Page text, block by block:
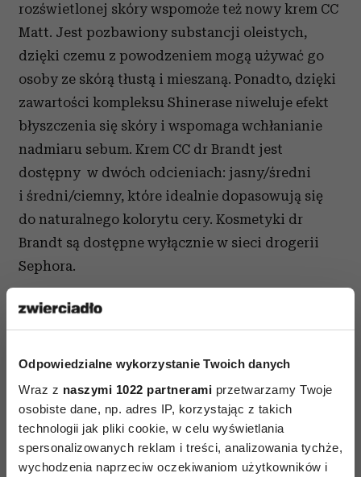
Odpowiedzialne wykorzystanie Twoich danych
Wraz z naszymi 1022 partnerami przetwarzamy Twoje
osobiste dane, np. adres IP, korzystając z takich
technologii jak pliki cookie, w celu wyświetlania
spersonalizowanych reklam i treści, analizowania tychże,
wychodzenia naprzeciw oczekiwaniom użytkowników i
rozświetlonej skóry wspomoże też nowy krem CC
Matt. Jest pozbawiony substancji oleistych,
dzięki czemu z powodzeniem mogą używać go
osoby ze skórą tłustą i mieszaną. Ponadto, dzięki
zawartości kompleksu Shinerase niweluje efekt
błyszczenia się skóry i wspomaga wchłanianie
nadmiaru sebum. Krem CC dr Brandt jest
dostępny w dwóch odcieniach: jasny/średni
i średni/ciemny, które idealnie dopasowują się
do naturalnego kolorytu cery. Kosmetyki dr
Brandt są dostępne wyłącznie w sieci drogerii
Sephora.
AUTOPROMOCJA